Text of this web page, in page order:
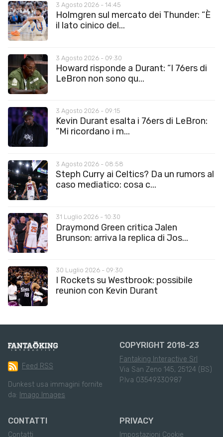
3 Agosto 2026 - 14:45
Holmgren sul mercato dei Thunder: “È
il lato cinico del...
3 Agosto 2026 - 09:30
Howard risponde a Durant: “I 76ers di
LeBron non sono qu...
3 Agosto 2026 - 09:15
Kevin Durant esalta i 76ers di LeBron:
“Mi ricordano i m...
3 Agosto 2026 - 08:58
Steph Curry ai Celtics? Da un rumors al
caso mediatico: cosa c...
31 Luglio 2026 - 10:30
Draymond Green critica Jalen
Brunson: arriva la replica di Jos...
30 Luglio 2026 - 09:30
I Rockets su Westbrook: possibile
reunion con Kevin Durant
Feed RSS
Dunkest usa immagini fornite
da: Imago Images
COPYRIGHT 2018-23
Fantaking Interactive Srl
Via San Zeno 145, 25124 (BS)
P.Iva 03549330987
CONTATTI
Contatti
PRIVACY
Impostazioni Cookie